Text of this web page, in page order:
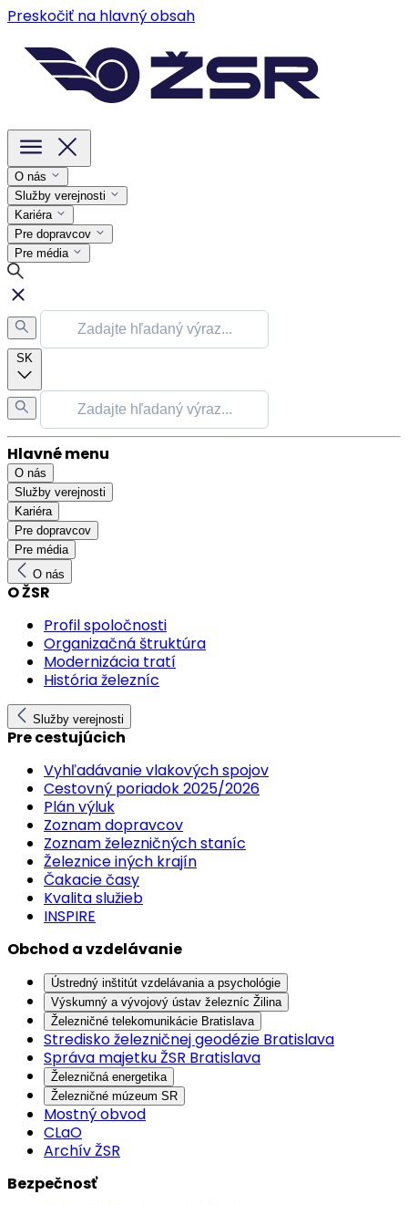
Preskočiť na hlavný obsah
O nás
Služby verejnosti
Kariéra
Pre dopravcov
Pre média
SK
Hlavné menu
O nás
Služby verejnosti
Kariéra
Pre dopravcov
Pre média
O nás
O ŽSR
Profil spoločnosti
Organizačná štruktúra
Modernizácia tratí
História železníc
Služby verejnosti
Pre cestujúcich
Vyhľadávanie vlakových spojov
Cestovný poriadok 2025/2026
Plán výluk
Zoznam dopravcov
Zoznam železničných staníc
Železnice iných krajín
Čakacie časy
Kvalita služieb
INSPIRE
Obchod a vzdelávanie
Ústredný inštitút vzdelávania a psychológie
Výskumný a vývojový ústav železníc Žilina
Železničné telekomunikácie Bratislava
Stredisko železničnej geodézie Bratislava
Správa majetku ŽSR Bratislava
Železničná energetika
Železničné múzeum SR
Mostný obvod
CLaO
Archív ŽSR
Bezpečnosť